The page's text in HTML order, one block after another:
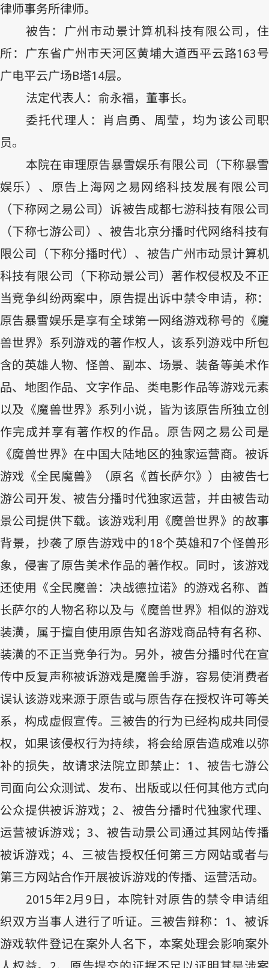
律师事务所律师。
被告：广州市动景计算机科技有限公司，住
所：广东省广州市天河区黄埔大道西平云路163号
广电平云广场B塔14层。
法定代表人：俞永福，董事长。
委托代理人：肖启勇、周莹，均为该公司职
员。
本院在审理原告暴雪娱乐有限公司（下称暴雪
娱乐）、原告上海网之易网络科技发展有限公司
（下称网之易公司）诉被告成都七游科技有限公司
（下称七游公司）、被告北京分播时代网络科技有
限公司（下称分播时代）、被告广州市动景计算机
科技有限公司（下称动景公司）著作权侵权及不正
当竞争纠纷两案中，原告提出诉中禁令申请，称：
原告暴雪娱乐是享有全球第一网络游戏称号的《魔
兽世界》系列游戏的著作权人，该系列游戏中所包
含的英雄人物、怪兽、副本、场景、装备等美术作
品、地图作品、文字作品、类电影作品等游戏元素
以及《魔兽世界》系列小说，皆为该原告所独立创
作完成并享有著作权的作品。原告网之易公司是
《魔兽世界》在中国大陆地区的独家运营商。被诉
游戏《全民魔兽》（原名《酋长萨尔》）由被告七
游公司开发、被告分播时代独家运营，并由被告动
景公司提供下载。该游戏利用《魔兽世界》的故事
背景，抄袭了原告游戏中的18个英雄和7个怪兽形
象，侵害了原告美术作品的著作权。同时，该游戏
还使用《全民魔兽：决战德拉诺》的游戏名称、酋
长萨尔的人物名称以及与《魔兽世界》相似的游戏
装潢，属于擅自使用原告知名游戏商品特有名称、
装潢的不正当竞争行为。另外，被告分播时代在宣
传中反复声称被诉游戏是魔兽手游，容易使消费者
误认该游戏来源于原告或与原告存在授权许可等关
系，构成虚假宣传。三被告的行为已经构成共同侵
权，如果该侵权行为持续，将会给原告造成难以弥
补的损失，故请求法院立即禁止： 1 、被告七游公
司面向公众测试、发布、出版或以任何其他方式向
公众提供被诉游戏； 2、被告分播时代独家代理、
运营被诉游戏；3、被告动景公司通过其网站传播
被诉游戏； 4、三被告授权任何第三方网站或者与
第三方网站合作开展被诉游戏的传播、运营活动。
2015年2月9日，本院针对原告的禁令申请组
织双方当事人进行了听证。三被告辩称： 1、被诉
游戏软件登记在案外人名下，本案处理会影响案外